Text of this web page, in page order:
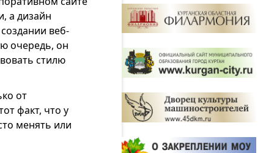
а дизайн
веб-
очередь, он
стилю
от
факт, что у
менять или